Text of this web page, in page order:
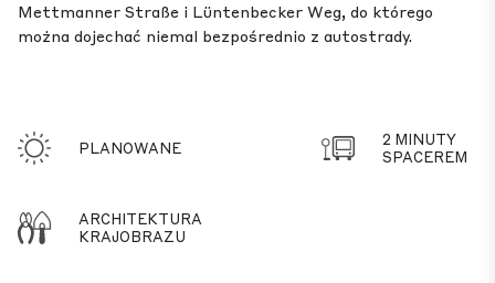
Mettmanner Straße i Lüntenbecker Weg, do którego
można dojechać niemal bezpośrednio z autostrady.
PLANOWANE
2 MINUTY
SPACEREM
ARCHITEKTURA
KRAJOBRAZU